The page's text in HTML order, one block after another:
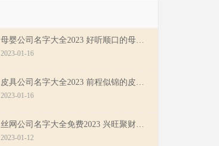
2023-01-16
2023-01-16
2023-01-12